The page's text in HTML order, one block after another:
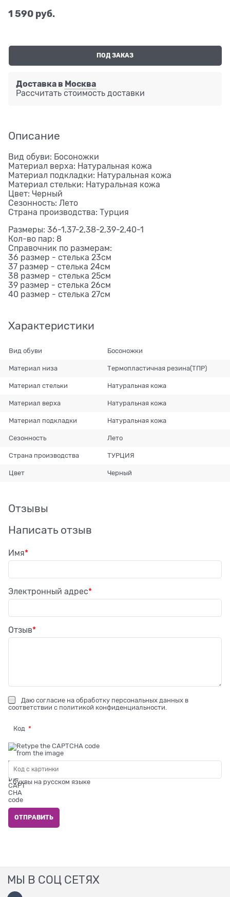
1 590 руб.
ПОД ЗАКАЗ
Доставка в Москва
Рассчитать стоимость доставки
Описание
Вид обуви: Босоножки
Материал верха: Натуральная кожа
Материал подкладки: Натуральная кожа
Материал стельки: Натуральная кожа
Цвет: Черный
Сезонность: Лето
Страна производства: Турция
Размеры: 36-1,37-2,38-2,39-2,40-1
Кол-во пар: 8
Справочник по размерам:
36 размер - стелька 23см
37 размер - стелька 24см
38 размер - стелька 25см
39 размер - стелька 26см
40 размер - стелька 27см
Характеристики
Вид обуви Босоножки
Материал низа Термопластичная резина(ТПР)
Материал стельки Натуральная кожа
Материал верха Натуральная кожа
Материал подкладки Натуральная кожа
Сезонность Лето
Страна производства ТУРЦИЯ
Цвет Черный
Отзывы
Написать отзыв
Имя
Электронный адрес
Отзыв
Даю согласие на обработку персональных данных в
соответствии с политикой конфиденциальности
Код
* буквы на русском языке
МЫ В СОЦ СЕТЯХ